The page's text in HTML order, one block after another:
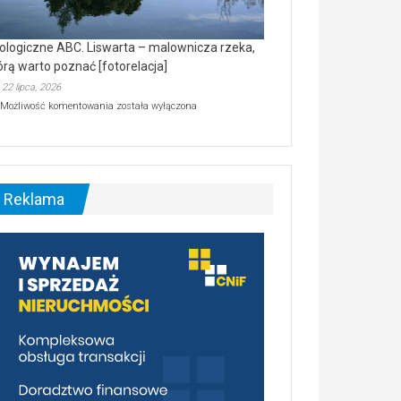
ABC. Liswarta – malownicza rzeka,
warto poznać [fotorelacja]
22 lipca, 2026
Możliwość komentowania Ekologiczne
–
malownicza
[fotorelacja]
została wyłączona
Reklama